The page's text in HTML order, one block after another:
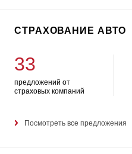
СТРАХОВАНИЕ АВТО
33
предложений от
страховых компаний
Посмотреть все предложения